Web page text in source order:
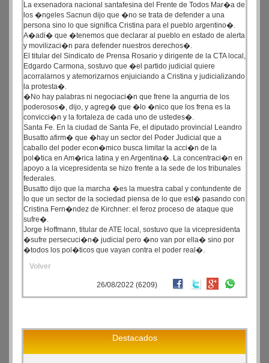
La exsenadora nacional santafesina del Frente de Todos Mar�a de
los �ngeles Sacnun dijo que �no se trata de defender a una
persona sino lo que significa Cristina para el pueblo argentino�.
A�adi� que �tenemos que declarar al pueblo en estado de alerta
y movilizaci�n para defender nuestros derechos�.
El titular del Sindicato de Prensa Rosario y dirigente de la CTA local,
Edgardo Carmona, sostuvo que �el partido judicial quiere
acorralarnos y atemorizarnos enjuiciando a Cristina y judicializando
la protesta�.
�No hay palabras ni negociaci�n que frene la angurria de los
poderosos�, dijo, y agreg� que �lo �nico que los frena es la
convicci�n y la fortaleza de cada uno de ustedes�.
Santa Fe. En la ciudad de Santa Fe, el diputado provincial Leandro
Busatto afirm� que �hay un sector del Poder Judicial que a
caballo del poder econ�mico busca limitar la acci�n de la
pol�tica en Am�rica latina y en Argentina�. La concentraci�n en
apoyo a la vicepresidenta se hizo frente a la sede de los tribunales
federales.
Busatto dijo que la marcha �es la muestra cabal y contundente de
lo que un sector de la sociedad piensa de lo que est� pasando con
Cristina Fern�ndez de Kirchner: el feroz proceso de ataque que
sufre�.
Jorge Hoffmann, titular de ATE local, sostuvo que la vicepresidenta
�sufre persecuci�n� judicial pero �no van por ella� sino por
�todos los pol�ticos que vayan contra el poder real�.
Volver
26/08/2022 (6209)
Destacados